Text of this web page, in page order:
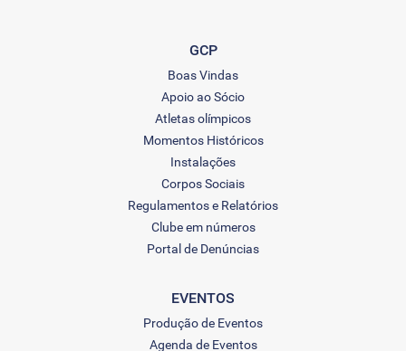
GCP
Boas Vindas
Apoio ao Sócio
Atletas olímpicos
Momentos Históricos
Instalações
Corpos Sociais
Regulamentos e Relatórios
Clube em números
Portal de Denúncias
EVENTOS
Produção de Eventos
Agenda de Eventos